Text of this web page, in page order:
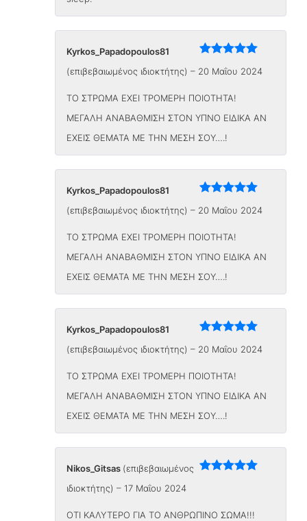
με5από 5
Kyrkos_Papadopoulos81
(επιβεβαιωμένος ιδιοκτήτης) – 20 Μαΐου 2024
ΤΟ ΣΤΡΩΜΑ ΕΧΕΙ ΤΡΟΜΕΡΗ ΠΟΙΟΤΗΤΑ!
ΜΕΓΑΛΗ ΑΝΑΒΑΘΜΙΣΗ ΣΤΟΝ ΥΠΝΟ ΕΙΔΙΚΑ ΑΝ
ΕΧΕΙΣ ΘΕΜΑΤΑ ΜΕ ΤΗΝ ΜΕΣΗ ΣΟΥ….!
με5από 5
Kyrkos_Papadopoulos81
(επιβεβαιωμένος ιδιοκτήτης) – 20 Μαΐου 2024
ΤΟ ΣΤΡΩΜΑ ΕΧΕΙ ΤΡΟΜΕΡΗ ΠΟΙΟΤΗΤΑ!
ΜΕΓΑΛΗ ΑΝΑΒΑΘΜΙΣΗ ΣΤΟΝ ΥΠΝΟ ΕΙΔΙΚΑ ΑΝ
ΕΧΕΙΣ ΘΕΜΑΤΑ ΜΕ ΤΗΝ ΜΕΣΗ ΣΟΥ….!
με5από 5
Kyrkos_Papadopoulos81
(επιβεβαιωμένος ιδιοκτήτης) – 20 Μαΐου 2024
ΤΟ ΣΤΡΩΜΑ ΕΧΕΙ ΤΡΟΜΕΡΗ ΠΟΙΟΤΗΤΑ!
ΜΕΓΑΛΗ ΑΝΑΒΑΘΜΙΣΗ ΣΤΟΝ ΥΠΝΟ ΕΙΔΙΚΑ ΑΝ
ΕΧΕΙΣ ΘΕΜΑΤΑ ΜΕ ΤΗΝ ΜΕΣΗ ΣΟΥ….!
Nikos_Gitsas (επιβεβαιωμένος
ιδιοκτήτης) – 17 Μαΐου 2024
ΟΤΙ ΚΑΛΥΤΕΡΟ ΓΙΑ ΤΟ ΑΝΘΡΩΠΙΝΟ ΣΩΜΑ!!!